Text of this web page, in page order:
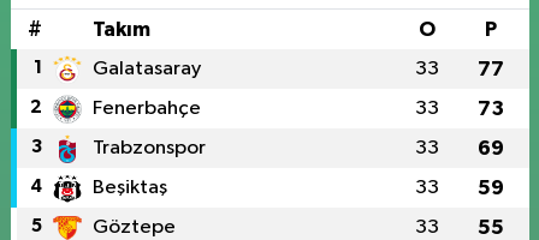
# Takım O P
1 Galatasaray 33 77
2 Fenerbahçe 33 73
3 Trabzonspor 33 69
4 Beşiktaş 33 59
5 Göztepe 33 55